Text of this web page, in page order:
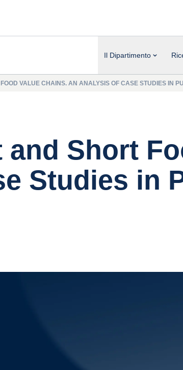
Il Dipartimento
VALUE CHAINS. AN ANALYSIS OF CASE STUDIES IN
Short
Studies in